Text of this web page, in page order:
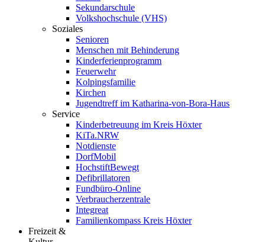
Sekundarschule
Volkshochschule (VHS)
Soziales
Senioren
Menschen mit Behinderung
Kinderferienprogramm
Feuerwehr
Kolpingsfamilie
Kirchen
Jugendtreff im Katharina-von-Bora-Haus
Service
Kinderbetreuung im Kreis Höxter
KiTa.NRW
Notdienste
DorfMobil
HochstiftBewegt
Defibrillatoren
Fundbüro-Online
Verbraucherzentrale
Integreat
Familienkompass Kreis Höxter
Freizeit &